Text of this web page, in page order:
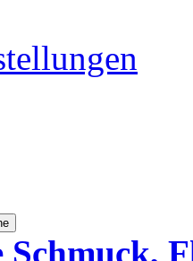
Schmuck,